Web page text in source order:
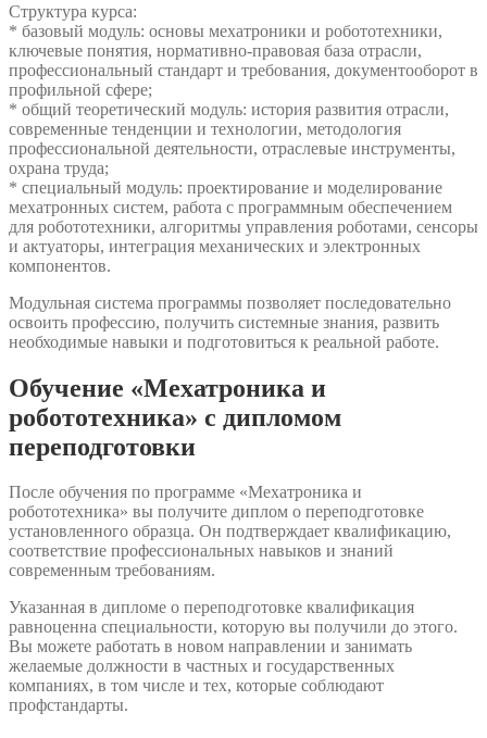
Структура курса:
* базовый модуль: основы мехатроники и робототехники,
ключевые понятия, нормативно-правовая база отрасли,
профессиональный стандарт и требования, документооборот в
профильной сфере;
* общий теоретический модуль: история развития отрасли,
современные тенденции и технологии, методология
профессиональной деятельности, отраслевые инструменты,
охрана труда;
* специальный модуль: проектирование и моделирование
мехатронных систем, работа с программным обеспечением
для робототехники, алгоритмы управления роботами, сенсоры
и актуаторы, интеграция механических и электронных
компонентов.
Модульная система программы позволяет последовательно
освоить профессию, получить системные знания, развить
необходимые навыки и подготовиться к реальной работе.
Обучение «Мехатроника и
робототехника» с дипломом
переподготовки
После обучения по программе «Мехатроника и
робототехника» вы получите диплом о переподготовке
установленного образца. Он подтверждает квалификацию,
соответствие профессиональных навыков и знаний
современным требованиям.
Указанная в дипломе о переподготовке квалификация
равноценна специальности, которую вы получили до этого.
Вы можете работать в новом направлении и занимать
желаемые должности в частных и государственных
компаниях, в том числе и тех, которые соблюдают
профстандарты.